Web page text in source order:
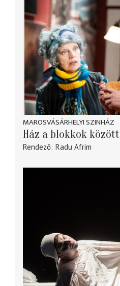
MAROSVÁSÁRHELYI SZINHÁZ
Ház a blokkok között
Rendező Radu Afrim